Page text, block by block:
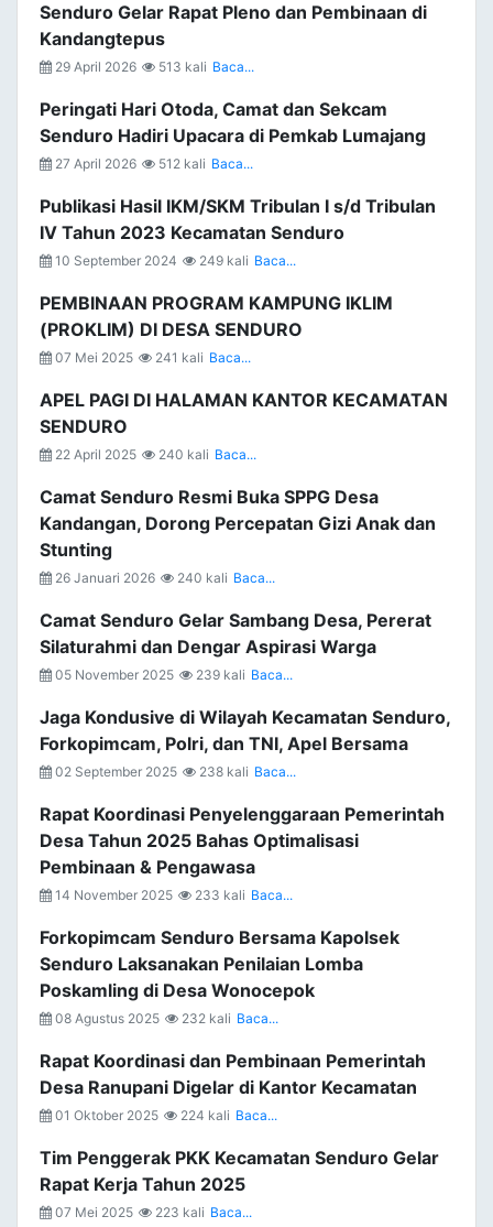
Senduro Gelar Rapat Pleno dan Pembinaan di
Kandangtepus
29 April 2026 513 kali Baca...
Peringati Hari Otoda, Camat dan Sekcam
Senduro Hadiri Upacara di Pemkab Lumajang
27 April 2026 512 kali Baca...
Publikasi Hasil IKM/SKM Tribulan I s/d Tribulan
IV Tahun 2023 Kecamatan Senduro
10 September 2024 249 kali Baca...
PEMBINAAN PROGRAM KAMPUNG IKLIM
(PROKLIM) DI DESA SENDURO
07 Mei 2025 241 kali Baca...
APEL PAGI DI HALAMAN KANTOR KECAMATAN
SENDURO
22 April 2025 240 kali Baca...
Camat Senduro Resmi Buka SPPG Desa
Kandangan, Dorong Percepatan Gizi Anak dan
Stunting
26 Januari 2026 240 kali Baca...
Camat Senduro Gelar Sambang Desa, Pererat
Silaturahmi dan Dengar Aspirasi Warga
05 November 2025 239 kali Baca...
Jaga Kondusive di Wilayah Kecamatan Senduro,
Forkopimcam, Polri, dan TNI, Apel Bersama
02 September 2025 238 kali Baca...
Rapat Koordinasi Penyelenggaraan Pemerintah
Desa Tahun 2025 Bahas Optimalisasi
Pembinaan & Pengawasa
14 November 2025 233 kali Baca...
Forkopimcam Senduro Bersama Kapolsek
Senduro Laksanakan Penilaian Lomba
Poskamling di Desa Wonocepok
08 Agustus 2025 232 kali Baca...
Rapat Koordinasi dan Pembinaan Pemerintah
Desa Ranupani Digelar di Kantor Kecamatan
01 Oktober 2025 224 kali Baca...
Tim Penggerak PKK Kecamatan Senduro Gelar
Rapat Kerja Tahun 2025
07 Mei 2025 223 kali Baca...